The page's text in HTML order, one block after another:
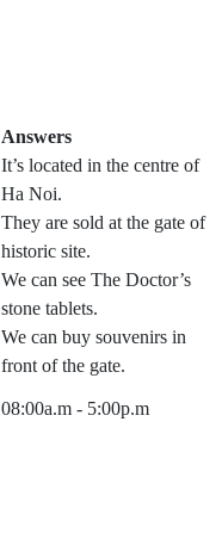
Answers
It’s located in the centre of
Ha Noi.
They are sold at the gate of
historic site.
We can see The Doctor’s
stone tablets.
We can buy souvenirs in
front of the gate.
08:00a.m - 5:00p.m